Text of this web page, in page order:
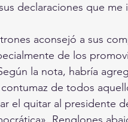
declaraciones que me
aconsejó a sus
de los
la nota, habría
de todos
el quitar al presidente